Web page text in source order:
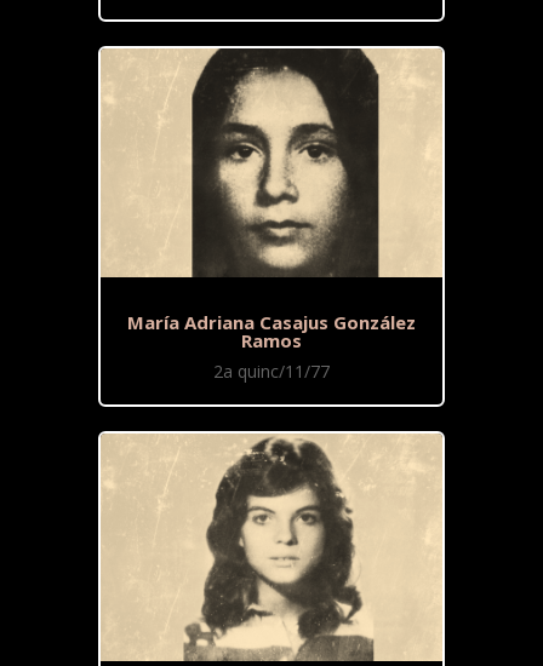
María Adriana Casajus González
Ramos
2a quinc/11/77